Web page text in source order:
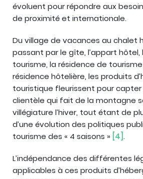
évoluent pour répondre aux
de proximité et internationale.
Du village de vacances au chalet
passant par le gîte, l’appart hôtel,
tourisme, la résidence de
résidence hôtelière, les produits
touristique fleurissent pour
clientèle qui fait de la montagne
villégiature l’hiver, tout étant de
d’une évolution des politiques
tourisme des « 4 saisons » [4] .
L’indépendance des différentes
applicables à ces produits